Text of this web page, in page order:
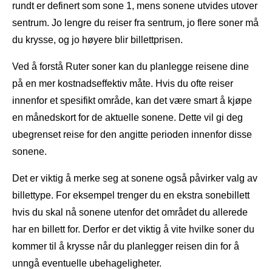
rundt er definert som sone 1, mens sonene utvides utover
sentrum. Jo lengre du reiser fra sentrum, jo flere soner må
du krysse, og jo høyere blir billettprisen.
Ved å forstå Ruter soner kan du planlegge reisene dine
på en mer kostnadseffektiv måte. Hvis du ofte reiser
innenfor et spesifikt område, kan det være smart å kjøpe
en månedskort for de aktuelle sonene. Dette vil gi deg
ubegrenset reise for den angitte perioden innenfor disse
sonene.
Det er viktig å merke seg at sonene også påvirker valg av
billettype. For eksempel trenger du en ekstra sonebillett
hvis du skal nå sonene utenfor det området du allerede
har en billett for. Derfor er det viktig å vite hvilke soner du
kommer til å krysse når du planlegger reisen din for å
unngå eventuelle ubehageligheter.